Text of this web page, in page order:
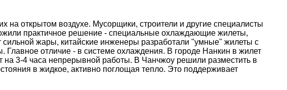
открытом воздухе. Мусорщики, строители и другие специалисты
практичное решение - специальные охлаждающие жилеты,
жары, китайские инженеры разработали "умные" жилеты с
отличие - в системе охлаждения. В городе Нанкин в жилет
на 3-4 часа непрерывной работы. В Чанчжоу решили разместить в
в жидкое, активно поглощая тепло. Это поддерживает